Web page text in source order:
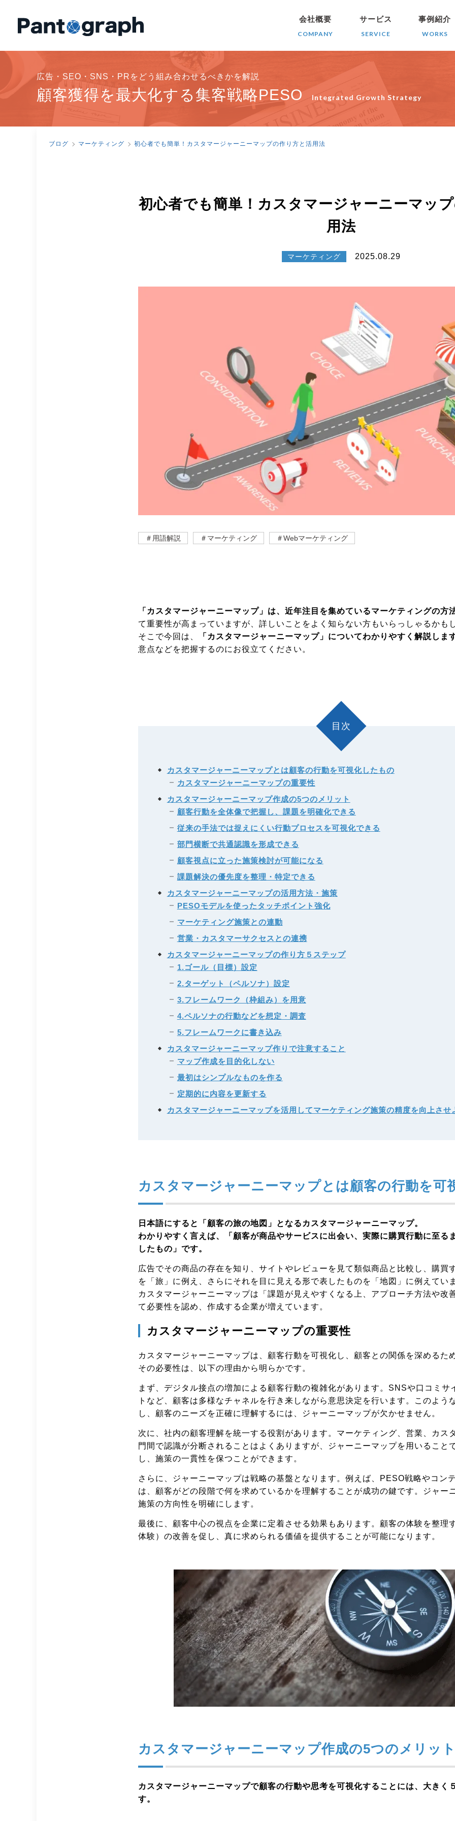
会社概要
COMPANY
サービス
SERVICE
事例紹介
WORKS
広告・SEO・SNS・PRをどう組み合わせるべきかを解説
顧客獲得を最大化する集客戦略PESO Integrated Growth Strategy
ブログ マーケティング 初心者でも簡単！カスタマージャーニーマップの作り方と活用法
初心者でも簡単！カスタマージャーニーマッ
用法
マーケティング 2025.08.29
＃用語解説 ＃マーケティング ＃Webマーケティング
「カスタマージャーニーマップ」は、近年注目を集めているマーケティングの方
て重要性が高まっていますが、詳しいことをよく知らない方もいらっしゃるかも
そこで今回は、
「カスタマージャーニーマップ」についてわかりやすく解説しま
意点などを把握するのにお役立てください。
目次
カスタマージャーニーマップとは顧客の行動を可視化したもの
カスタマージャーニーマップの重要性
カスタマージャーニーマップ作成の5つのメリット
顧客行動を全体像で把握し、課題を明確化できる
従来の手法では捉えにくい行動プロセスを可視化できる
部門横断で共通認識を形成できる
顧客視点に立った施策検討が可能になる
課題解決の優先度を整理・特定できる
カスタマージャーニーマップの活用方法・施策
PESOモデルを使ったタッチポイント強化
マーケティング施策との連動
営業・カスタマーサクセスとの連携
カスタマージャーニーマップの作り方５ステップ
1.ゴール（目標）設定
2.ターゲット（ペルソナ）設定
3.フレームワーク（枠組み）を用意
4.ペルソナの行動などを想定・調査
5.フレームワークに書き込み
カスタマージャーニーマップ作りで注意すること
マップ作成を目的化しない
最初はシンプルなものを作る
定期的に内容を更新する
カスタマージャーニーマップを活用してマーケティング施策の精度を向上させ
カスタマージャーニーマップとは顧客の行動を可
日本語にすると「顧客の旅の地図」となるカスタマージャーニーマップ。
わかりやすく言えば、「顧客が商品やサービスに出会い、実際に購買行動に至る
したもの」です。
広告でその商品の存在を知り、サイトやレビューを見て類似商品と比較し、購買
を「旅」に例え、さらにそれを目に見える形で表したものを「地図」に例えてい
カスタマージャーニーマップは「課題が見えやすくなる上、アプローチ方法や改
て必要性を認め、作成する企業が増えています。
カスタマージャーニーマップの重要性
カスタマージャーニーマップは、顧客行動を可視化し、顧客との関係を深めるた
その必要性は、以下の理由から明らかです。
まず、デジタル接点の増加による顧客行動の複雑化があります。SNSや口コミサ
トなど、顧客は多様なチャネルを行き来しながら意思決定を行います。このよう
し、顧客のニーズを正確に理解するには、ジャーニーマップが欠かせません。
次に、社内の顧客理解を統一する役割があります。マーケティング、営業、カス
門間で認識が分断されることはよくありますが、ジャーニーマップを用いること
し、施策の一貫性を保つことができます。
さらに、ジャーニーマップは戦略の基盤となります。例えば、PESO戦略やコン
は、顧客がどの段階で何を求めているかを理解することが成功の鍵です。ジャー
施策の方向性を明確にします。
最後に、顧客中心の視点を企業に定着させる効果もあります。顧客の体験を整理
体験）の改善を促し、真に求められる価値を提供することが可能になります。
カスタマージャーニーマップ作成の5つのメリッ
カスタマージャーニーマップで顧客の行動や思考を可視化することには、大きく
す。